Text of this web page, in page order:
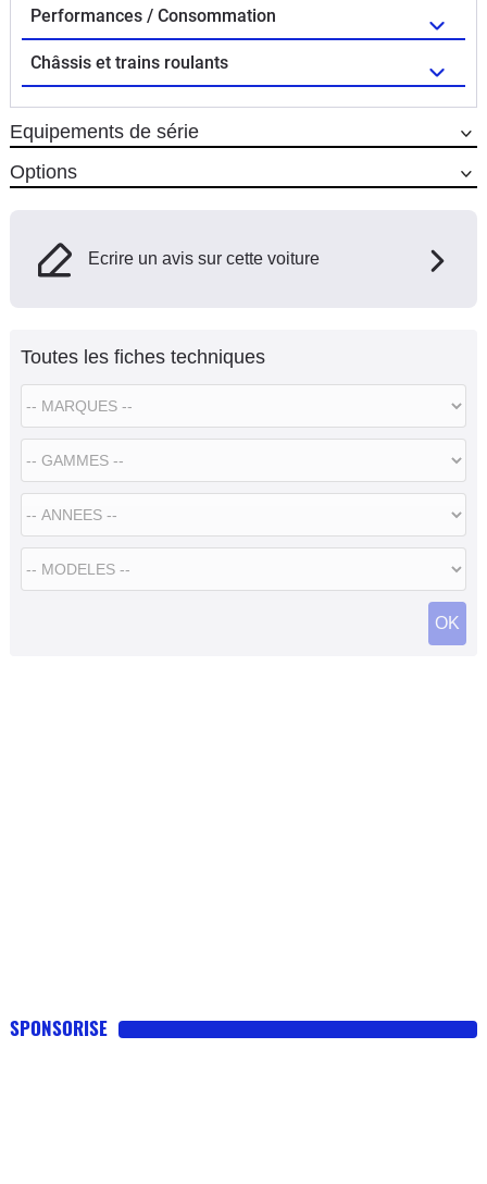
Performances / Consommation
Châssis et trains roulants
Equipements de série
Options
Ecrire un avis sur cette voiture
Toutes les fiches techniques
SPONSORISE